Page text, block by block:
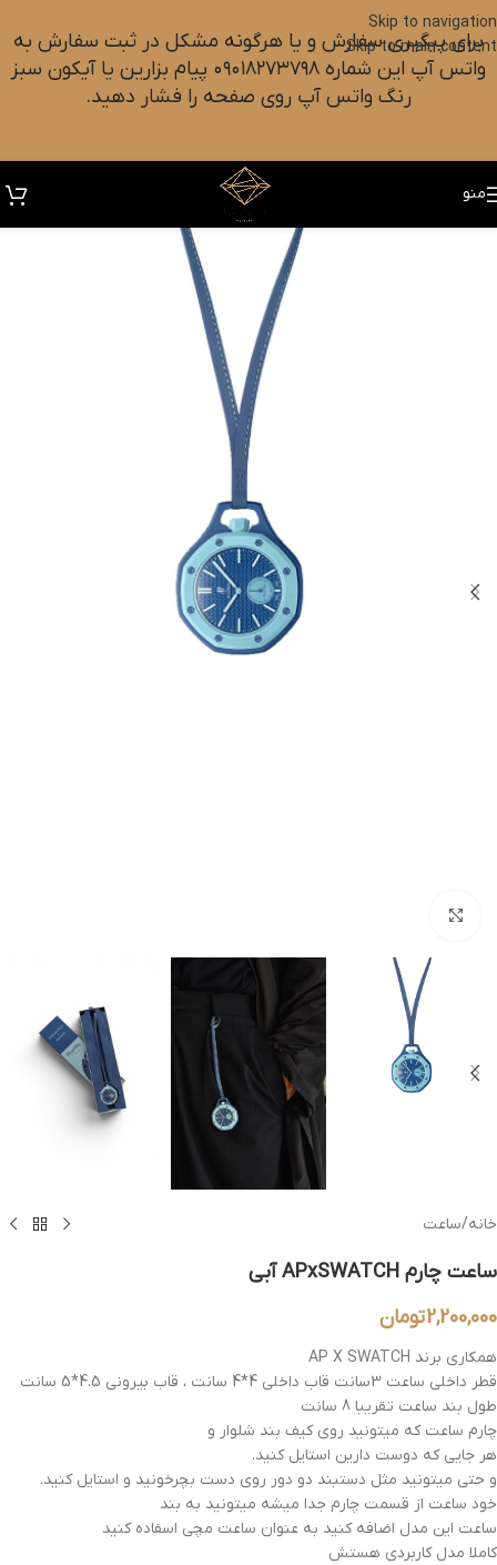
Skip to navigation
Skip to main content
برای پیگیری سفارش و یا هرگونه مشکل در ثبت سفارش به
واتس آپ این شماره ۰۹۰۱۸۲۷۳۷۹۸ پیام بزارین یا آیکون سبز
رنگ واتس آپ روی صفحه را فشار دهید.
منو
خانه/ساعت
ساعت چارم APxSWATCH آبی
2,200,000تومان
همکاری برند AP X SWATCH
قطر داخلی ساعت 3سانت قاب داخلی 4*4 سانت ، قاب بیرونی 4.5*5 سانت
طول بند ساعت تقریبا 8 سانت
چارم ساعت که میتونید روی کیف بند شلوار و
هر جایی که دوست دارین استایل کنید.
و حتی میتونید مثل دستبند دو دور روی دست بچرخونید و استایل کنید.
خود ساعت از قسمت چارم جدا میشه میتونید به بند
ساعت این مدل اضافه کنید به عنوان ساعت مچی اسفاده کنید
کاملا مدل کاربردی هستش